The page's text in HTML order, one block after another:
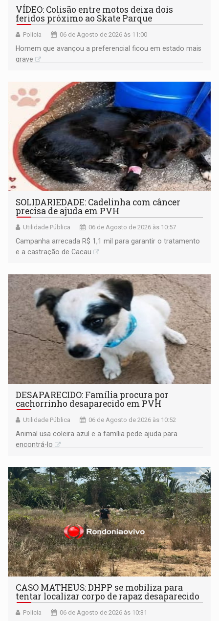
VÍDEO: Colisão entre motos deixa dois
feridos próximo ao Skate Parque
Polícia 06 de Agosto de 2026 às 11:00
Homem que avançou a preferencial ficou em estado mais
grave
SOLIDARIEDADE: Cadelinha com câncer
precisa de ajuda em PVH
Utilidade Pública 06 de Agosto de 2026 às 10:57
Campanha arrecada R$ 1,1 mil para garantir o tratamento
e a castração de Cacau
DESAPARECIDO: Família procura por
cachorrinho desaparecido em PVH
Utilidade Pública 06 de Agosto de 2026 às 10:52
Animal usa coleira azul e a família pede ajuda para
encontrá-lo
CASO MATHEUS: DHPP se mobiliza para
tentar localizar corpo de rapaz desaparecido
Polícia 06 de Agosto de 2026 às 10:31